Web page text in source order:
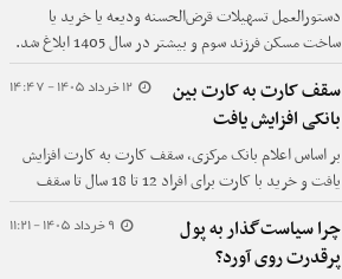
دستورالعمل تسهیلات قرض‌الحسنه ودیعه یا خرید یا
ساخت مسکن فرزند سوم و بیشتر در سال 1405 ابلاغ شد.
12 خرداد 1405 - 14:47
سقف کارت به کارت بین
بانکی افزایش یافت
بر اساس اعلام بانک مرکزی، سقف کارت به کارت افزایش
یافت و خرید با کارت برای افراد 12 تا 18 سال تا سقف
100 میلیون مجاز شد.
9 خرداد 1405 - 11:21
چرا سیاست‌گذار به پول
پرقدرت روی آورد؟